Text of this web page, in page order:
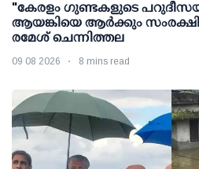
"കേരളം ഗുണ്ടകളുടെ
ആയങ്കിയെ ആർക്കും
രമേശ് ചെന്നിത്തല
09 08 2026 8 mins read